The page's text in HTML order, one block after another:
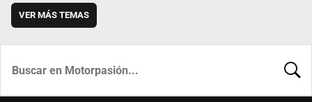
VER MÁS TEMAS